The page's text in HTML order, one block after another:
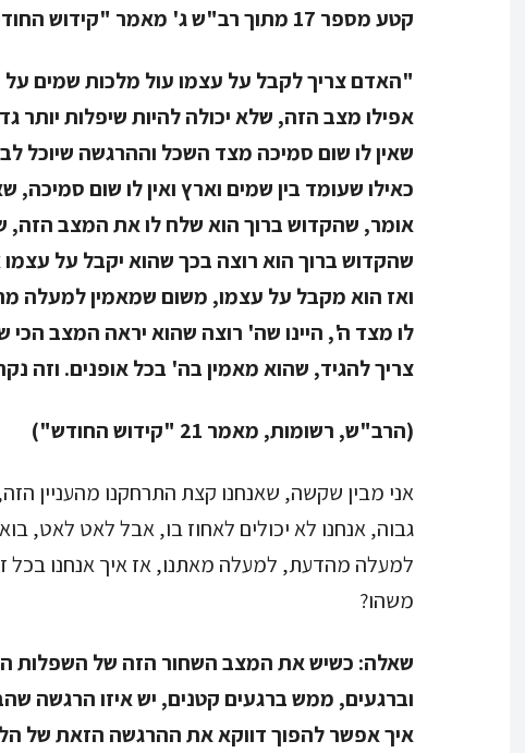
קטע מספר 17 מתוך רב"ש ג' מאמר "קידוש החודש".
"האדם צריך לקבל על עצמו עול מלכות שמים על
אפילו מצב הזה, שלא יכולה להיות שיפלות יותר
שאין לו שום סמיכה מצד השכל וההרגשה שיוכל
כאילו שעומד בין שמים וארץ ואין לו שום
אומר, שהקדוש ברוך הוא שלח לו את המצב
שהקדוש ברוך הוא רוצה בכך שהוא יקבל על
ואז הוא מקבל על עצמו, משום שמאמין למעלה
לו מצד ה', היינו שה' רוצה שהוא יראה המצב
צריך להגיד, שהוא מאמין בה' בכל אופנים. וזה
(הרב"ש, רשומות, מאמר 21 "קידוש החודש")
אני מבין שקשה, שאנחנו קצת התרחקנו מהעניין
גבוה, אנחנו לא יכולים לאחוז בו, אבל לאט לאט,
למעלה מהדעת, למעלה מאתנו, אז איך אנחנו בכל
משהו?
שאלה: כשיש את המצב השחור הזה של השפלות
וברגעים, ממש ברגעים קטנים, יש איזו הרגשה
איך אפשר להפוך דווקא את ההרגשה הזאת של